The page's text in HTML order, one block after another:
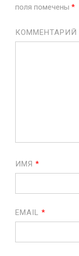
поля помечены *
КОММЕНТАРИЙ
ИМЯ *
EMAIL *